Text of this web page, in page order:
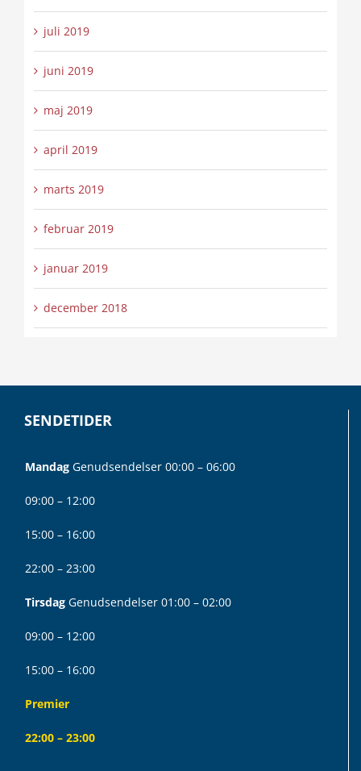
juli 2019
juni 2019
maj 2019
april 2019
marts 2019
februar 2019
januar 2019
december 2018
SENDETIDER
Mandag Genudsendelser 00:00 – 06:00
09:00 – 12:00
15:00 – 16:00
22:00 – 23:00
Tirsdag Genudsendelser 01:00 – 02:00
09:00 – 12:00
15:00 – 16:00
Premier
22:00 – 23:00